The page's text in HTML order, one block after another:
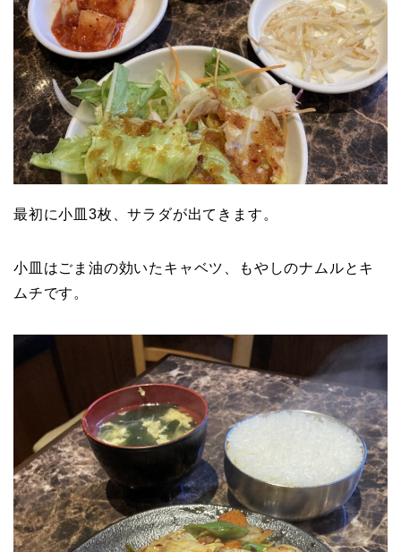
最初に小皿3枚、サラダが出てきます。
小皿はごま油の効いたキャベツ、もやしのナムルとキ
ムチです。